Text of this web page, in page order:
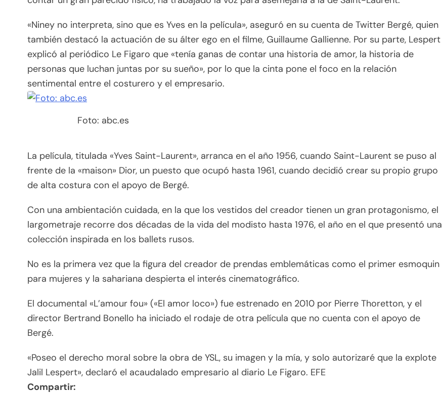
«Niney no interpreta, sino que es Yves en la película», aseguró en su cuenta de Twitter Bergé, quien
también destacó la actuación de su álter ego en el filme, Guillaume Gallienne. Por su parte, Lespert
explicó al periódico Le Figaro que «tenía ganas de contar una historia de amor, la historia de
personas que luchan juntas por su sueño», por lo que la cinta pone el foco en la relación
sentimental entre el costurero y el empresario.
Foto: abc.es
La película, titulada «Yves Saint-Laurent», arranca en el año 1956, cuando Saint-Laurent se puso al
frente de la «maison» Dior, un puesto que ocupó hasta 1961, cuando decidió crear su propio grupo
de alta costura con el apoyo de Bergé.
Con una ambientación cuidada, en la que los vestidos del creador tienen un gran protagonismo, el
largometraje recorre dos décadas de la vida del modisto hasta 1976, el año en el que presentó una
colección inspirada en los ballets rusos.
No es la primera vez que la figura del creador de prendas emblemáticas como el primer esmoquin
para mujeres y la sahariana despierta el interés cinematográfico.
El documental «L’amour fou» («El amor loco») fue estrenado en 2010 por Pierre Thoretton, y el
director Bertrand Bonello ha iniciado el rodaje de otra película que no cuenta con el apoyo de
Bergé.
«Poseo el derecho moral sobre la obra de YSL, su imagen y la mía, y solo autorizaré que la explote
Jalil Lespert», declaró el acaudalado empresario al diario Le Figaro. EFE
Compartir: